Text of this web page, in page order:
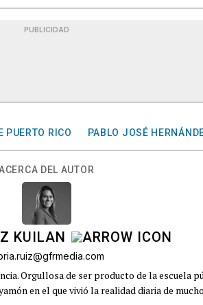
PUBLICIDAD
PUERTO RICO PABLO JOSÉ
DEL AUTOR
KUILAN
Orgullosa de ser producto de la escuela
en el que vivió la realidad diaria de